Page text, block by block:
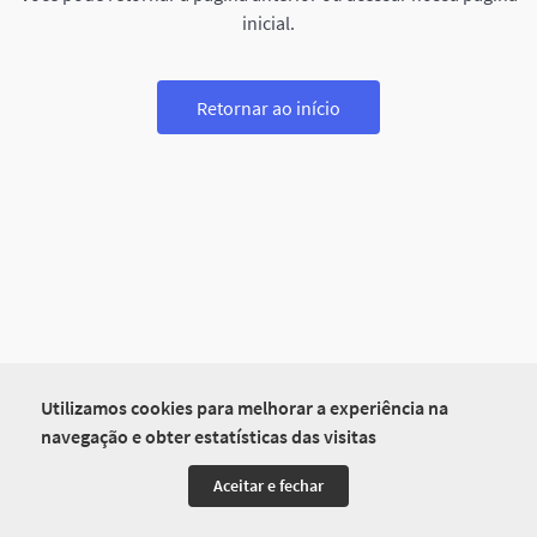
Utilizamos cookies para melhorar a experiência na
navegação e obter estatísticas das visitas
Aceitar e fechar
inicial.
Retornar ao início